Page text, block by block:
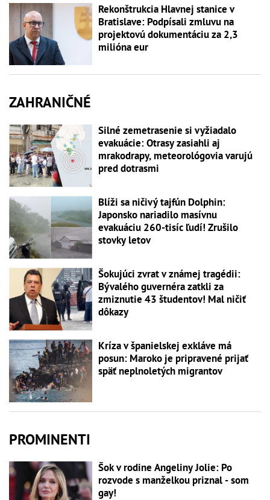
Rekonštrukcia Hlavnej stanice v
Bratislave: Podpísali zmluvu na
projektovú dokumentáciu za 2,3
milióna eur
ZAHRANIČNÉ
Silné zemetrasenie si vyžiadalo
evakuácie: Otrasy zasiahli aj
mrakodrapy, meteorológovia varujú
pred dotrasmi
Blíži sa ničivý tajfún Dolphin:
Japonsko nariadilo masívnu
evakuáciu 260-tisíc ľudí! Zrušilo
stovky letov
Šokujúci zvrat v známej tragédii:
Bývalého guvernéra zatkli za
zmiznutie 43 študentov! Mal ničiť
dôkazy
Kríza v španielskej exkláve má
posun: Maroko je pripravené prijať
späť neplnoletých migrantov
PROMINENTI
Šok v rodine Angeliny Jolie: Po
rozvode s manželkou priznal - som
gay!